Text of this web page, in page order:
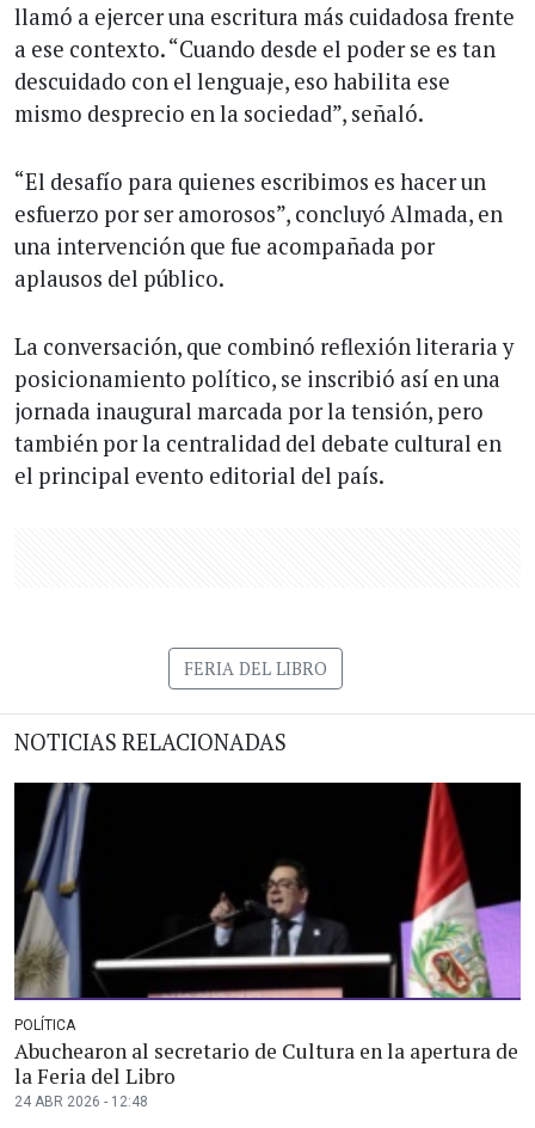
llamó a ejercer una escritura más cuidadosa frente
a ese contexto. “Cuando desde el poder se es tan
descuidado con el lenguaje, eso habilita ese
mismo desprecio en la sociedad”, señaló.
“El desafío para quienes escribimos es hacer un
esfuerzo por ser amorosos”, concluyó Almada, en
una intervención que fue acompañada por
aplausos del público.
La conversación, que combinó reflexión literaria y
posicionamiento político, se inscribió así en una
jornada inaugural marcada por la tensión, pero
también por la centralidad del debate cultural en
el principal evento editorial del país.
FERIA DEL LIBRO
NOTICIAS RELACIONADAS
POLÍTICA
Abuchearon al secretario de Cultura en la apertura de
la Feria del Libro
24 ABR 2026 - 12:48